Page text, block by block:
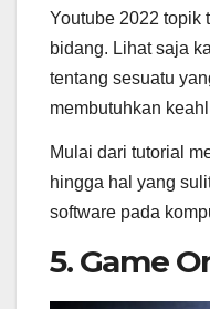
Youtube 2022 topik
bidang. Lihat saja
tentang sesuatu
membutuhkan
Mulai dari tutorial
hingga hal yang
software pada
5. Game